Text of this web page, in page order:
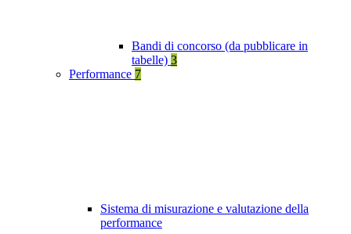
Bandi di concorso (da pubblicare in
tabelle) 3
Performance 7
Sistema di misurazione e valutazione della
performance